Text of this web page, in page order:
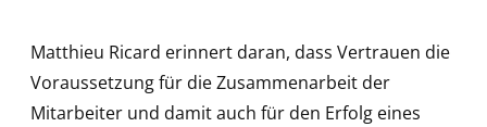
Matthieu Ricard erinnert daran, dass Vertrauen die
Voraussetzung für die Zusammenarbeit der
Mitarbeiter und damit auch für den Erfolg eines